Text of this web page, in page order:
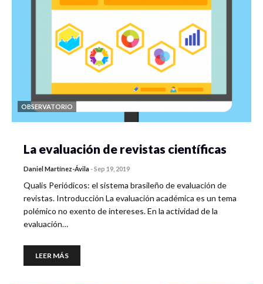
OBSERVATORIO
La evaluación de revistas científicas
Daniel Martínez-Ávila -Sep 19, 2019
Qualis Periódicos: el sistema brasileño de evaluación de
revistas. Introducción La evaluación académica es un tema
polémico no exento de intereses. En la actividad de la
evaluación…
LEER MÁS